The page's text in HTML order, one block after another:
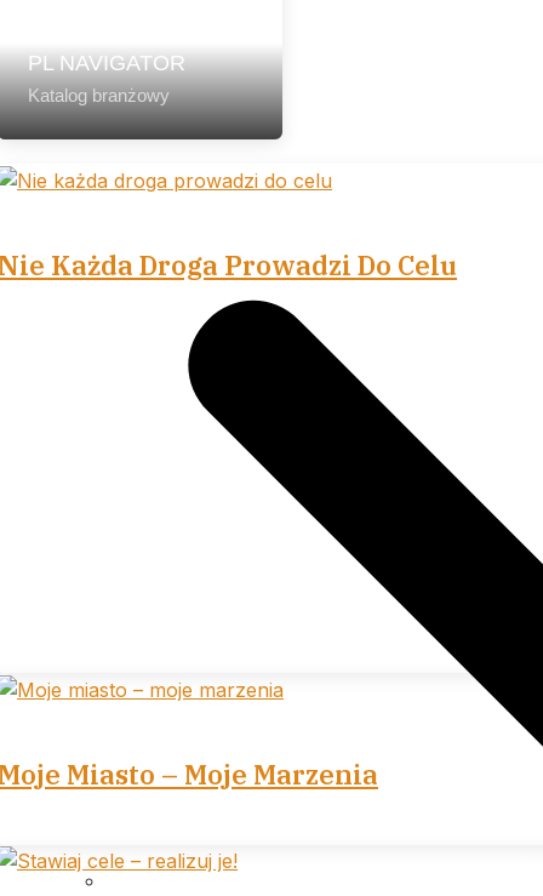
Archiwum (lata 2007 – 2013)
PL NAVIGATOR
Katalog branżowy
Każda Droga Prowadzi Do Celu
Miasto – Moje Marzenia